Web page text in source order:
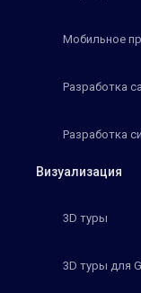
Мобильное
Разработка
Разработка
Визуализация
3D туры
3D туры для